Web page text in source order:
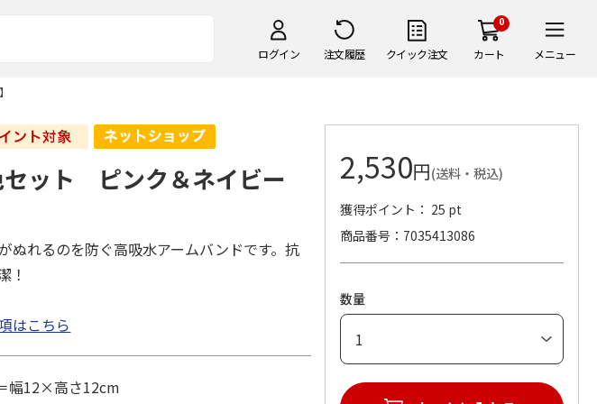
ログイン 注文履歴 クイック注文
0
カート メニュー
セット ピンク＆ネイビー
ぬれるのを防ぐ高吸水アームバンドです。抗
！
はこちら
幅12×高さ12cm
2,530円(送料・税込)
獲得ポイント： 25 pt
商品番号
7035413086
数量